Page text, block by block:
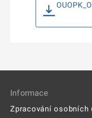
Informace
Zpracování osobních